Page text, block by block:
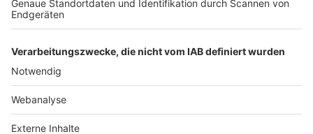
Nutzungsbedingungen Datenschutz Impressum